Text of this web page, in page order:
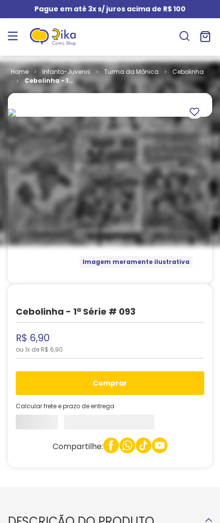
Pague em até 3x s/ juros acima de R$ 100
Infanto-Juvenis Turma da Mônica
Cebolinha
Cebolinha - 1ª
Série # 093
Imagem meramente ilustrativa
Cebolinha - 1ª Série # 093
R$ 6,90
ou 1x de R$ 6,90
comprar
Calcular frete e prazo de entrega
Compartilhe: